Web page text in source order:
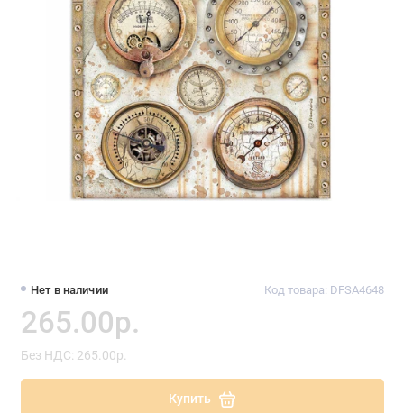
Нет в наличии Код товара: DFSA4648
265.00р.
Без НДС: 265.00р.
Купить